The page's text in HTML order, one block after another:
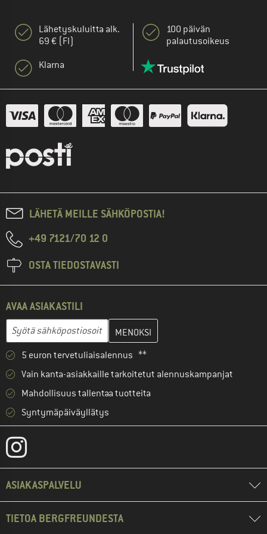
Lähetyskuluitta alk.
69 € (FI)
Klarna
100 päivän
palautusoikeus
LÄHETÄ MEILLE SÄHKÖPOSTIA!
+49 7121/70 12 0
OSTA TIEDOSTAVASTI
AVAA ASIAKASTILI
Sähköpostiosoite
Anna sähköpostiosoitteesi ja luo seuraavassa vaiheessa
5 euron tervetuliaisalennus **
Vain kanta-asiakkaille tarkoitetut alennuskampanjat
Mahdollisuus tallentaa tuotteita
Syntymäpäiväyllätys
ASIAKASPALVELU
TIETOA BERGFREUNDESTA